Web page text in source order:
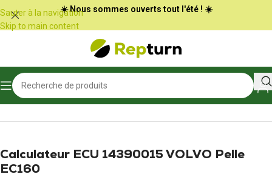
Panneau de gestion des cookies
Sauter à la navigation
Skip to main content
☀️ Nous sommes ouverts tout l'été ! ☀️
Accueil
Calculateur ECU 14390015 VOLVO Pelle
EC160